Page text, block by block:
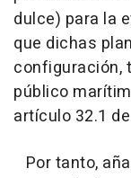
dulce) para la
que dichas
configuración,
público
artículo 32.1
Por tanto,